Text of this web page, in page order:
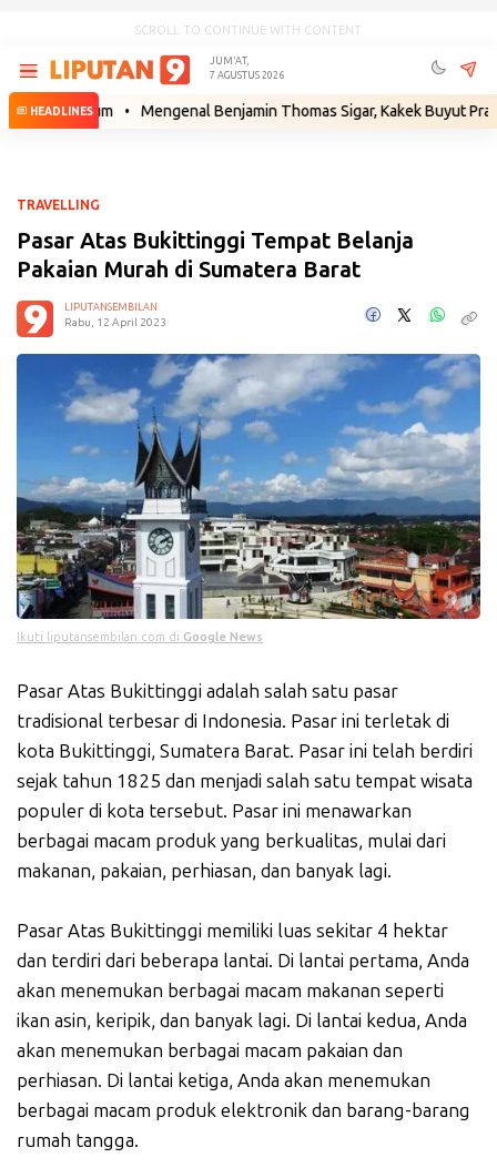
SCROLL TO CONTINUE WITH CONTENT
JUM'AT,
7 AGUSTUS 2026
HEADLINES
• Mengenal Benjamin Thomas Sigar, Kakek Buyut Prabowo
TRAVELLING
Pasar Atas Bukittinggi Tempat Belanja
Pakaian Murah di Sumatera Barat
LIPUTANSEMBILAN
Rabu, 12 April 2023
Ikuti liputansembilan.com di Google News
Pasar Atas Bukittinggi adalah salah satu pasar
tradisional terbesar di Indonesia. Pasar ini terletak di
kota Bukittinggi, Sumatera Barat. Pasar ini telah berdiri
sejak tahun 1825 dan menjadi salah satu tempat wisata
populer di kota tersebut. Pasar ini menawarkan
berbagai macam produk yang berkualitas, mulai dari
makanan, pakaian, perhiasan, dan banyak lagi.
Pasar Atas Bukittinggi memiliki luas sekitar 4 hektar
dan terdiri dari beberapa lantai. Di lantai pertama, Anda
akan menemukan berbagai macam makanan seperti
ikan asin, keripik, dan banyak lagi. Di lantai kedua, Anda
akan menemukan berbagai macam pakaian dan
perhiasan. Di lantai ketiga, Anda akan menemukan
berbagai macam produk elektronik dan barang-barang
rumah tangga.